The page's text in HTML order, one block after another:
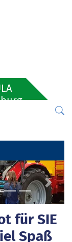
Next
für SIE
Spaß